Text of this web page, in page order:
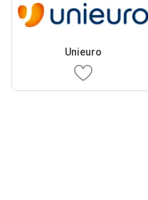
Unieuro